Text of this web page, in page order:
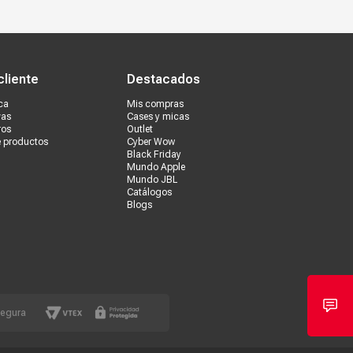
productos
Destacados
Mis compras
Cases y micas
Outlet
Cyber Wow
Black Friday
Mundo Apple
Mundo JBL
Catálogos
Blogs